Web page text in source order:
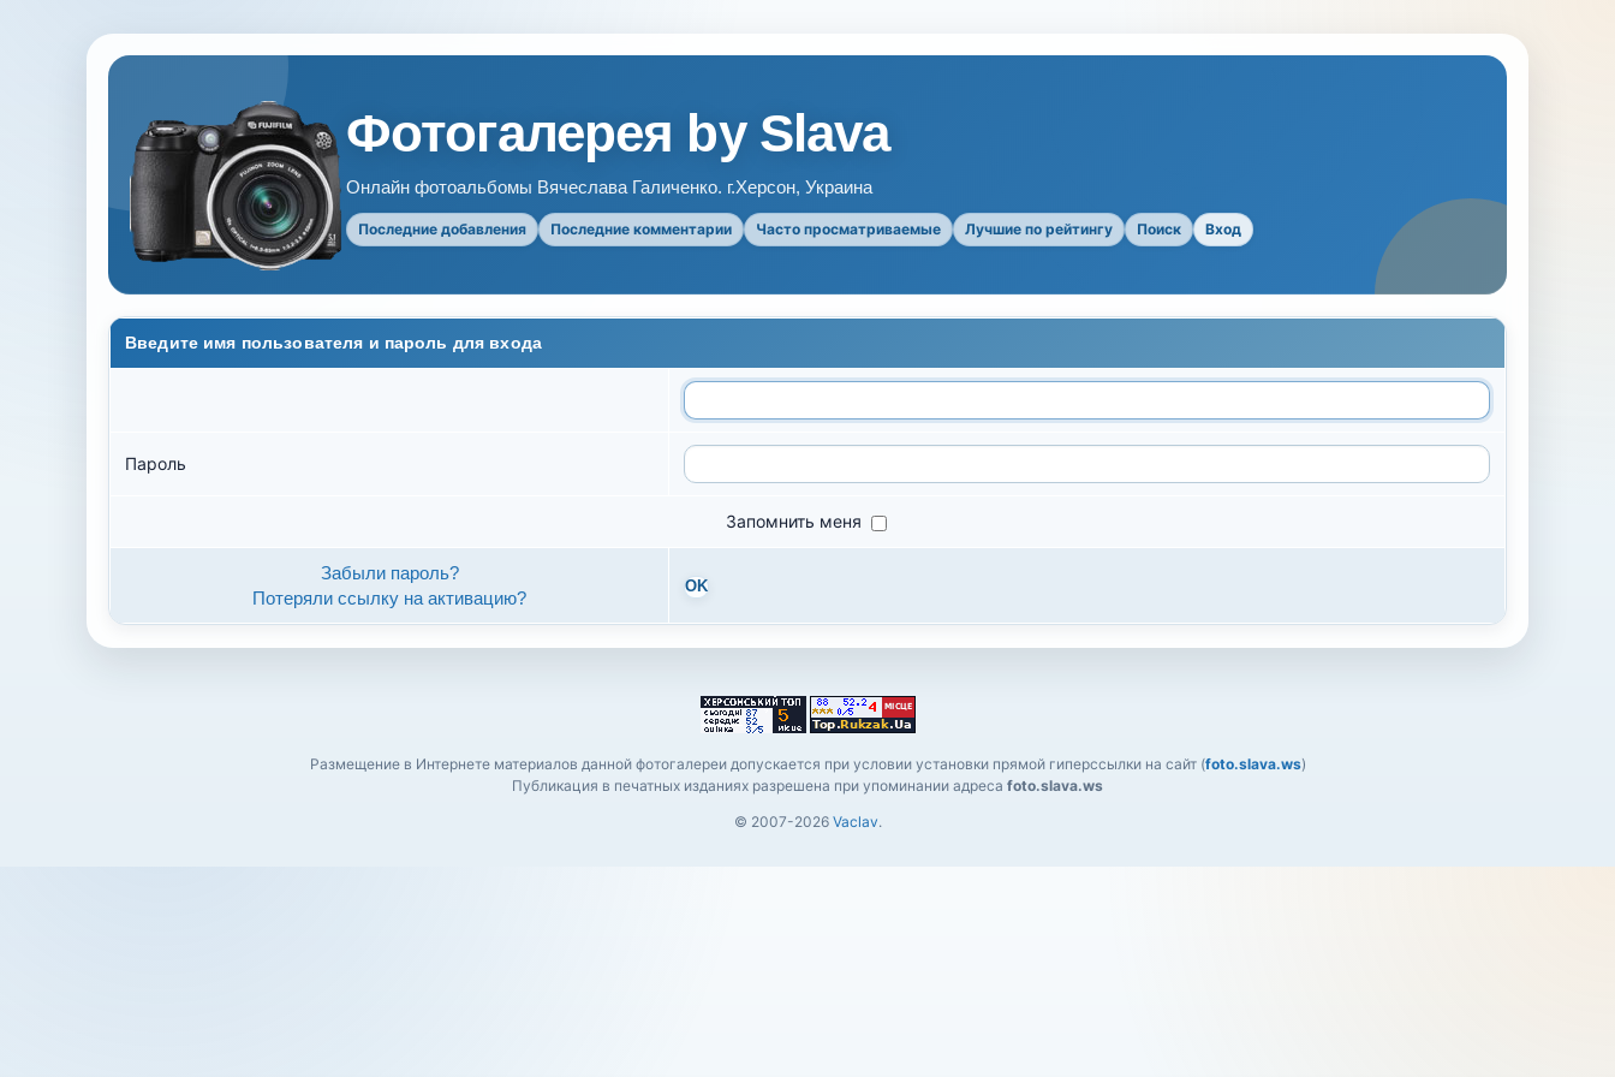
Фотогалерея by Slava
Онлайн фотоальбомы Вячеслава Галиченко. г.Херсон, Украина
Последние добавления Последние комментарии Часто просматриваемые Лучшие по рейтингу Поиск Вход
Введите имя пользователя и пароль для входа
Пароль
Запомнить меня
Забыли пароль?
Потеряли ссылку на активацию?
OK
Размещение в Интернете материалов данной фотогалереи допускается при условии установки прямой гиперссылки на сайт (foto.slava.ws)
Публикация в печатных изданиях разрешена при упоминании адреса foto.slava.ws
© 2007-2026 Vaclav.